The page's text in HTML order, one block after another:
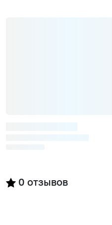
0 отзывов